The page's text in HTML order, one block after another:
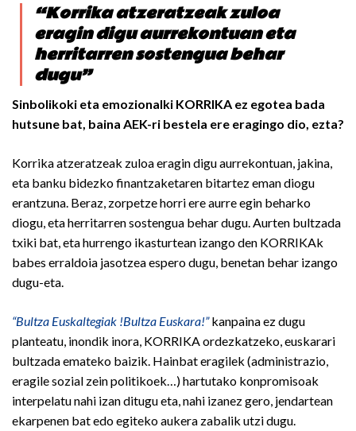
“Korrika atzeratzeak zuloa
eragin digu aurrekontuan eta
herritarren sostengua behar
dugu”
Sinbolikoki eta emozionalki KORRIKA ez egotea bada
hutsune bat, baina AEK-ri bestela ere eragingo dio, ezta?
Korrika atzeratzeak zuloa eragin digu aurrekontuan, jakina,
eta banku bidezko finantzaketaren bitartez eman diogu
erantzuna. Beraz, zorpetze horri ere aurre egin beharko
diogu, eta herritarren sostengua behar dugu. Aurten bultzada
txiki bat, eta hurrengo ikasturtean izango den KORRIKAk
babes erraldoia jasotzea espero dugu, benetan behar izango
dugu-eta.
“Bultza Euskaltegiak !Bultza Euskara!”kanpaina ez dugu
planteatu, inondik inora, KORRIKA ordezkatzeko, euskarari
bultzada emateko baizik. Hainbat eragilek (administrazio,
eragile sozial zein politikoek…) hartutako konpromisoak
interpelatu nahi izan ditugu eta, nahi izanez gero, jendartean
ekarpenen bat edo egiteko aukera zabalik utzi dugu.